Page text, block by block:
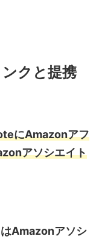
クと提携
にAmazonアフ
アソシエイト
Amazonアソシ